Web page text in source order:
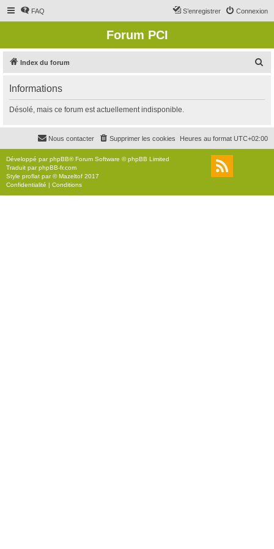
FAQ Connexion
S’enregistrer
Forum PCI
Index du forum
r
c
r
Informations
Désolé, mais ce forum est actuellement indisponible.
Heures au format UTC+02:00
Supprimer les cookies
Nous contacter
Développé parphpBB® Forum Software © phpBB Limited
Traduit parphpBB-fr.com
Style proflat par ©Mazeltof 2017
Confidentialité | Conditions